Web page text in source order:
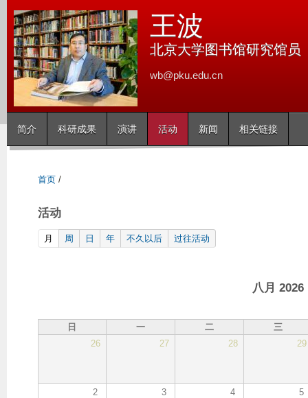
到
主
王波
北京大学图书馆研究馆员
wb@pku.edu.cn
简介 科研成果 演讲 活动 新闻 相关链接
首页 /
活动
月 (active tab)
周 日 年 不久以后 过往活动
八月 2026
日 一 二
三
26
27 28 29
2 3 4 5